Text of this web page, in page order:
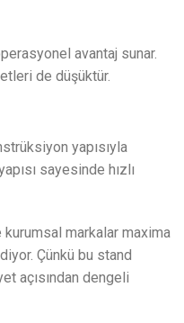
avantaj sunar.
de düşüktür.
yapısıyla
sayesinde hızlı
kurumsal markalar maxima
Çünkü bu stand
açısından dengeli